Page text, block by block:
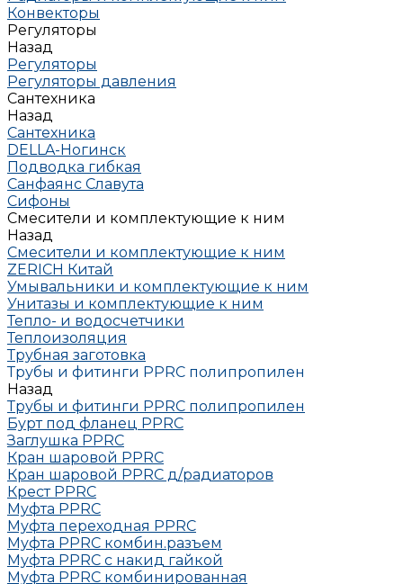
Конвекторы
Регуляторы
Назад
Регуляторы
Регуляторы давления
Сантехника
Назад
Сантехника
DELLA-Ногинск
Подводка гибкая
Санфаянс Славута
Сифоны
Смесители и комплектующие к ним
Назад
Смесители и комплектующие к ним
ZERICH Китай
Умывальники и комплектующие к ним
Унитазы и комплектующие к ним
Тепло- и водосчетчики
Теплоизоляция
Трубная заготовка
Трубы и фитинги PPRC полипропилен
Назад
Трубы и фитинги PPRC полипропилен
Бурт под фланец РРRC
Заглушка РРRC
Кран шаровой PPRC
Кран шаровой PPRC д/радиаторов
Крест PPRC
Муфта PPRC
Муфта переходная PPRC
Муфта РРRC комбин.разъем
Муфта PPRC с накид гайкой
Муфта РРRC комбинированная